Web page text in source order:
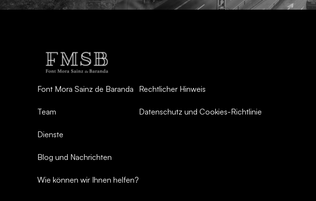
Font Mora Sainz de Baranda
Team
Dienste
Blog und Nachrichten
Wie können wir Ihnen helfen?
Rechtlicher Hinweis
Datenschutz und Cookies-Richtlinie